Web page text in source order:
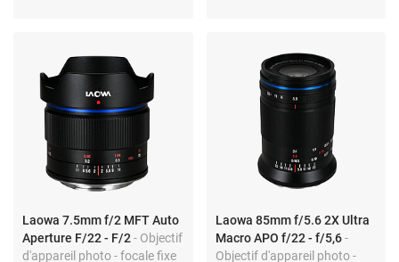
Laowa 7.5mm f/2 MFT Auto
Aperture F/22 - F/2- Objectif
d'appareil photo - focale fixe
Laowa 85mm f/5.6 2X Ultra
Macro APO f/22 - f/5,6 -
Objectif d'appareil photo -